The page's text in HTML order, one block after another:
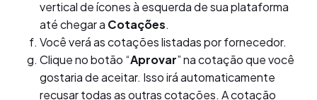
vertical de ícones à esquerda de sua plataforma
até chegar a Cotações.
Você verá as cotações listadas por fornecedor.
Clique no botão “Aprovar” na cotação que você
gostaria de aceitar. Isso irá automaticamente
recusar todas as outras cotações. A cotação